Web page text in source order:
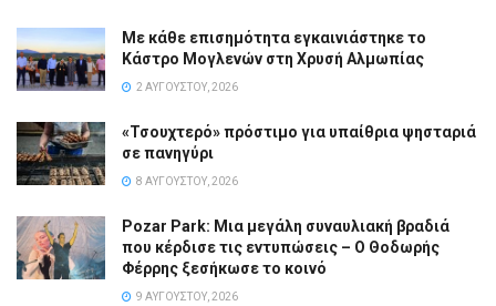
Με κάθε επισημότητα εγκαινιάστηκε το
Κάστρο Μογλενών στη Χρυσή Αλμωπίας
2 ΑΥΓΟΎΣΤΟΥ, 2026
«Τσουχτερό» πρόστιμο για υπαίθρια ψησταριά
σε πανηγύρι
8 ΑΥΓΟΎΣΤΟΥ, 2026
Pozar Park: Μια μεγάλη συναυλιακή βραδιά
που κέρδισε τις εντυπώσεις – Ο Θοδωρής
Φέρρης ξεσήκωσε το κοινό
9 ΑΥΓΟΎΣΤΟΥ, 2026